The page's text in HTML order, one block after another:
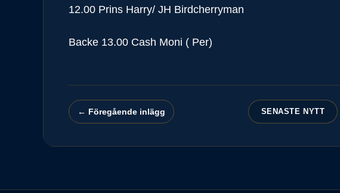
12.00 Prins Harry/ JH Birdcherryman
Backe 13.00 Cash Moni ( Per)
← Föregående inlägg SENASTE NYTT